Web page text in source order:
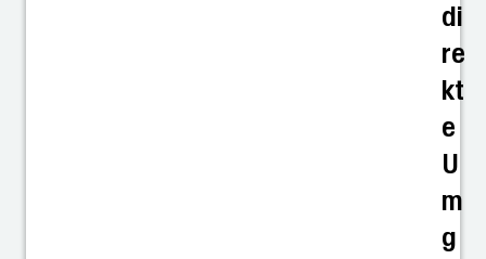
di
re
kt
e
U
m
g